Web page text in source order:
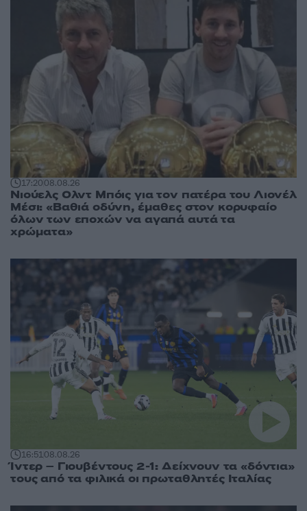
17:2008.08.26
Νιούελς Ολντ Μπόις για τον πατέρα του Λιονέλ
Μέσι: «Βαθιά οδύνη, έμαθες στον κορυφαίο
όλων των εποχών να αγαπά αυτά τα
χρώματα»
16:5108.08.26
Ίντερ – Γιουβέντους 2-1: Δείχνουν τα «δόντια»
τους από τα φιλικά οι πρωταθλητές Ιταλίας